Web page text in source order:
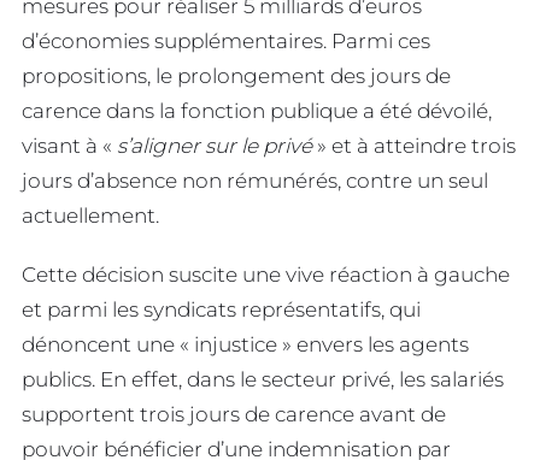
mesures pour réaliser 5 milliards d’euros
d’économies supplémentaires. Parmi ces
propositions, le prolongement des jours de
carence dans la fonction publique a été dévoilé,
visant à « s’aligner sur le privé» et à atteindre trois
jours d’absence non rémunérés, contre un seul
actuellement.
Cette décision suscite une vive réaction à gauche
et parmi les syndicats représentatifs, qui
dénoncent une « injustice » envers les agents
publics. En effet, dans le secteur privé, les salariés
supportent trois jours de carence avant de
pouvoir bénéficier d’une indemnisation par